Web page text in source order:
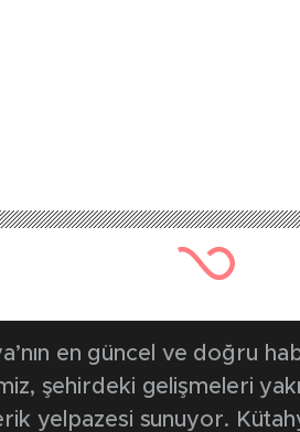
667 kez okunmuştur